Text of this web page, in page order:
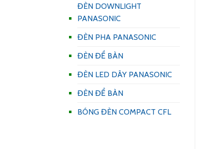
ĐÈN DOWNLIGHT
PANASONIC
ĐÈN PHA PANASONIC
ĐÈN ĐỂ BÀN
ĐÈN LED DÂY PANASONIC
ĐÈN ĐỂ BÀN
BÓNG ĐÈN COMPACT CFL